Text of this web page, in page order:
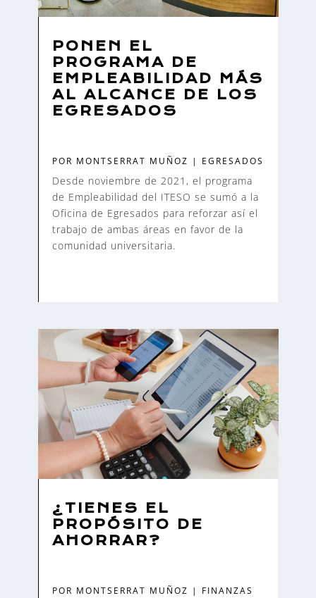
PONEN EL
PROGRAMA DE
EMPLEABILIDAD MÁS
AL ALCANCE DE LOS
EGRESADOS
POR MONTSERRAT MUÑOZ | EGRESADOS
Desde noviembre de 2021, el programa
de Empleabilidad del ITESO se sumó a la
Oficina de Egresados para reforzar así el
trabajo de ambas áreas en favor de la
comunidad universitaria.
¿TIENES EL
PROPÓSITO DE
AHORRAR?
POR MONTSERRAT MUÑOZ | FINANZAS